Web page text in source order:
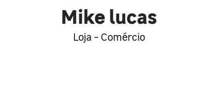
Mike lucas
Loja - Comércio